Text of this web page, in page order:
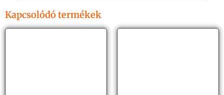
Kapcsolódó termékek